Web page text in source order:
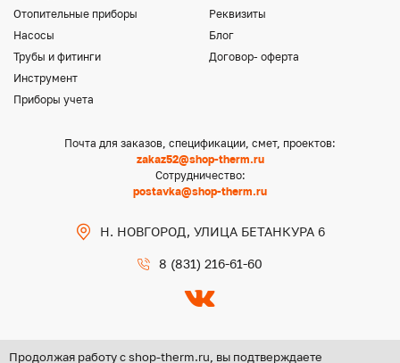
Отопительные приборы
Насосы
Трубы и фитинги
Инструмент
Приборы учета
Реквизиты
Блог
Договор- оферта
Почта для заказов, спецификации, смет, проектов:
zakaz52@shop-therm.ru
Сотрудничество:
postavka@shop-therm.ru
Н. НОВГОРОД, УЛИЦА БЕТАНКУРА 6
8 (831) 216-61-60
Продолжая работу с shop-therm.ru, вы подтверждаете